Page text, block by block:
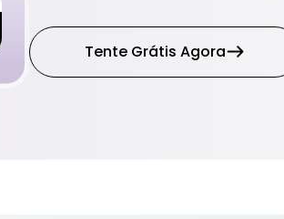
Tente Grátis Agora